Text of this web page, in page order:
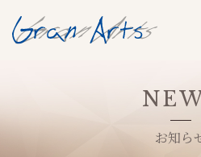
お知ら